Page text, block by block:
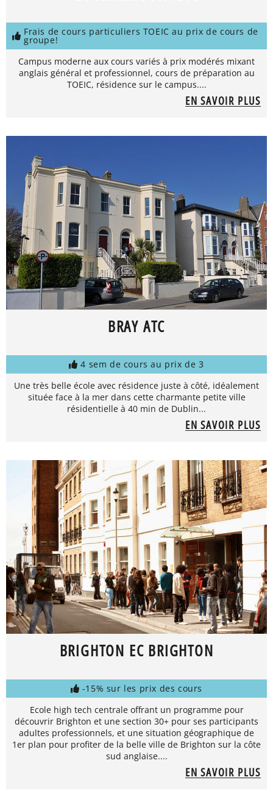
Frais de cours particuliers TOEIC au prix de cours de
groupe!
Campus moderne aux cours variés à prix modérés mixant
anglais général et professionnel, cours de préparation au
TOEIC, résidence sur le campus....
EN SAVOIR PLUS
BRAY ATC
4 sem de cours au prix de 3
Une très belle école avec résidence juste à côté, idéalement
située face à la mer dans cette charmante petite ville
résidentielle à 40 min de Dublin...
EN SAVOIR PLUS
BRIGHTON EC BRIGHTON
-15% sur les prix des cours
Ecole high tech centrale offrant un programme pour
découvrir Brighton et une section 30+ pour ses participants
adultes professionnels, et une situation géographique de
1er plan pour profiter de la belle ville de Brighton sur la côte
sud anglaise....
EN SAVOIR PLUS